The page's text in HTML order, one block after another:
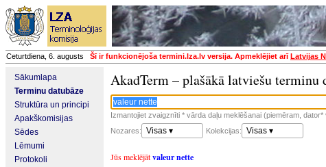
Ceturtdiena, 6. augusts Šī ir funkcionējoša termini.lza.lv versija. Apmeklējiet arīLatvijas
Sākumlapa
Terminu datubāze
Struktūra un principi
Apakškomisijas
Sēdes
Lēmumi
Protokoli
AkadTerm – plašākā latviešu terminu
Izmantojiet zvaigznīti * vārda daļu meklēšanai (piemēram, dator*
Nozares:
Visas ▾ Kolekcijas: Visas ▾
Jūs meklējātvaleur nette